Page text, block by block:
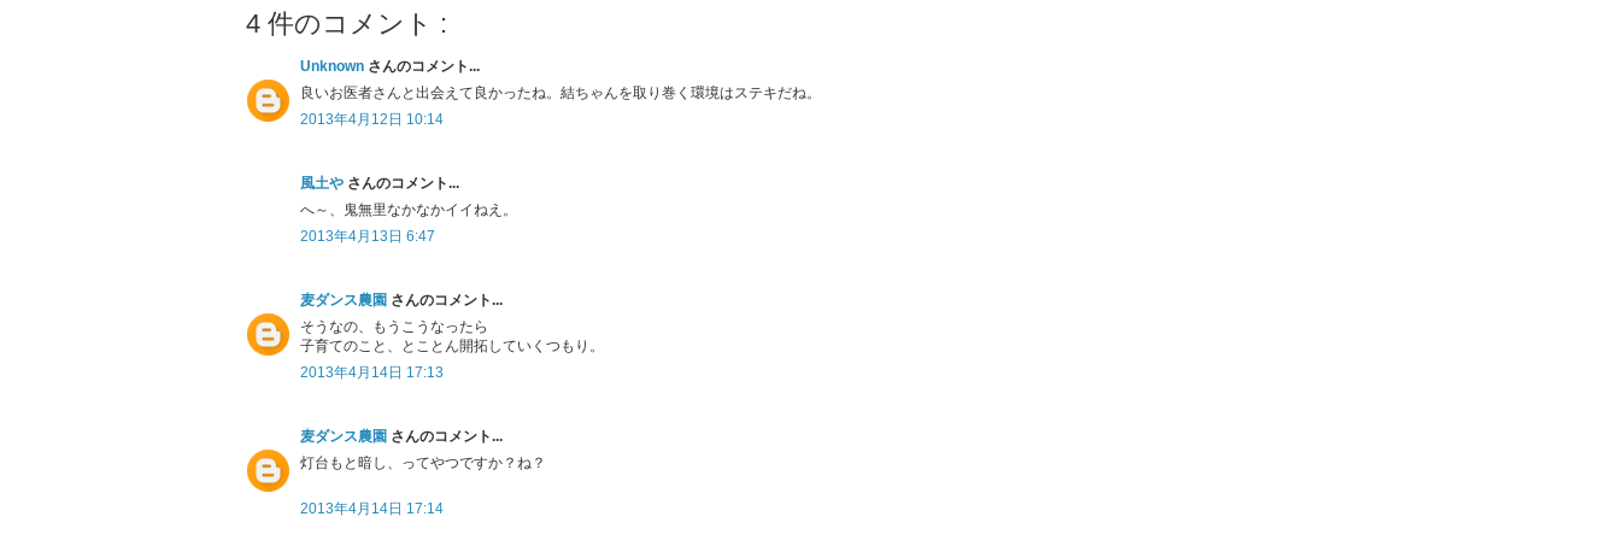
4 件のコメント :
Unknown さんのコメント...
良いお医者さんと出会えて良かったね。結ちゃんを取り巻く環境はステキだね。
2013年4月12日 10:14
風土や さんのコメント...
へ～、鬼無里なかなかイイねえ。
2013年4月13日 6:47
麦ダンス農園 さんのコメント...
そうなの、もうこうなったら
子育てのこと、とことん開拓していくつもり。
2013年4月14日 17:13
麦ダンス農園 さんのコメント...
灯台もと暗し、ってやつですか？ね？
2013年4月14日 17:14